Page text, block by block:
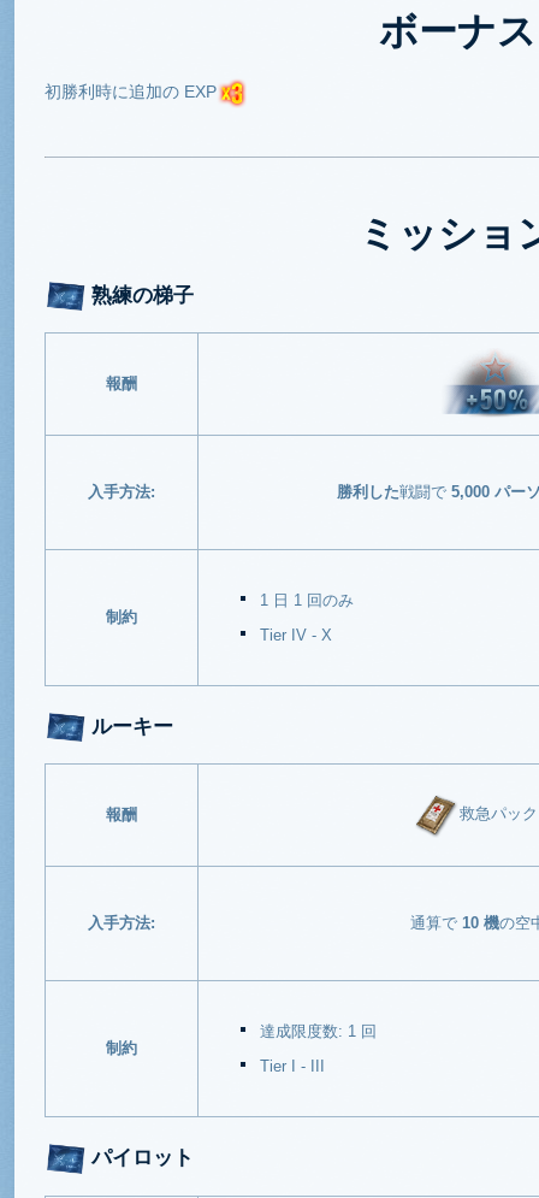
ボーナス
初勝利時に追加の EXP
ミッショ
熟練の梯子
報酬
入手方法: 勝利した戦闘で 5,000 パー
制約
1 日 1 回のみ
Tier IV - X
ルーキー
報酬 救急パッ
入手方法: 通算で 10 機の空
制約
達成限度数: 1 回
Tier I - III
パイロット